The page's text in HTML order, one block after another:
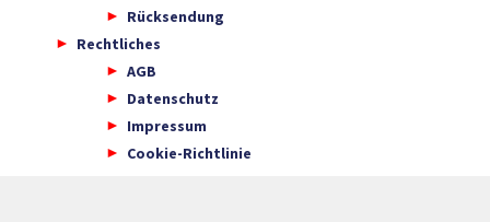
Rücksendung
Rechtliches
AGB
Datenschutz
Impressum
Cookie-Richtlinie